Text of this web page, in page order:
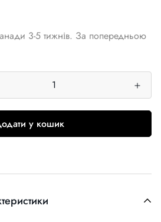
3-5 тижнів. За попередньою
у кошик